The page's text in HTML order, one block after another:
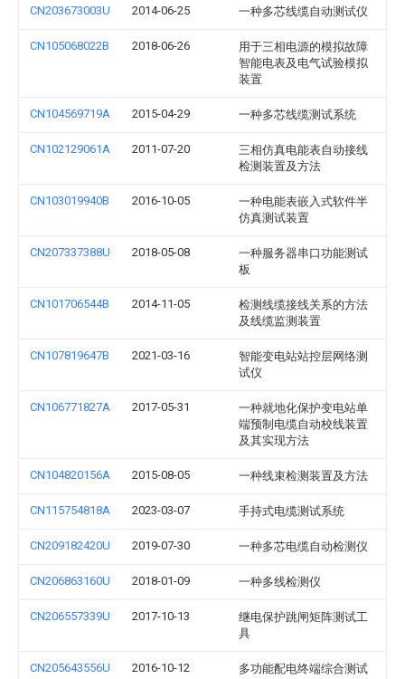
CN203673003U 2014-06-25 一种多芯线缆自动测试仪
CN105068022B 2018-06-26
用于三相电源的模拟故障
智能电表及电气试验模拟
装置
CN104569719A 2015-04-29 一种多芯线缆测试系统
CN102129061A 2011-07-20
三相仿真电能表自动接线
检测装置及方法
CN103019940B 2016-10-05
一种电能表嵌入式软件半
仿真测试装置
CN207337388U 2018-05-08
一种服务器串口功能测试
板
CN101706544B 2014-11-05
检测线缆接线关系的方法
及线缆监测装置
CN107819647B 2021-03-16
智能变电站站控层网络测
试仪
CN106771827A 2017-05-31
一种就地化保护变电站单
端预制电缆自动校线装置
及其实现方法
CN104820156A 2015-08-05 一种线束检测装置及方法
CN115754818A 2023-03-07 手持式电缆测试系统
CN209182420U 2019-07-30 一种多芯电缆自动检测仪
CN206863160U 2018-01-09 一种多线检测仪
CN206557339U 2017-10-13
继电保护跳闸矩阵测试工
具
CN205643556U 2016-10-12
多功能配电终端综合测试